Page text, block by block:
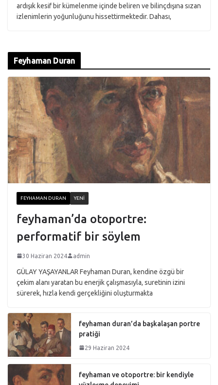
ardışık kesif bir kümelenme içinde beliren ve bilinçdışına sızan
izlenimlerin yoğunluğunu hissettirmektedir. Dahası,
Feyhaman Duran
FEYHAMAN DURAN YENI
feyhaman’da otoportre:
performatif bir söylem
30 Haziran 2024 admin
GÜLAY YAŞAYANLAR Feyhaman Duran, kendine özgü bir
çekim alanı yaratan bu enerjik çalışmasıyla, suretinin izini
sürerek, hızla kendi gerçekliğini oluşturmakta
feyhaman duran’da başkalaşan portre
pratiği
29 Haziran 2024
feyhaman ve otoportre: bir kendiyle